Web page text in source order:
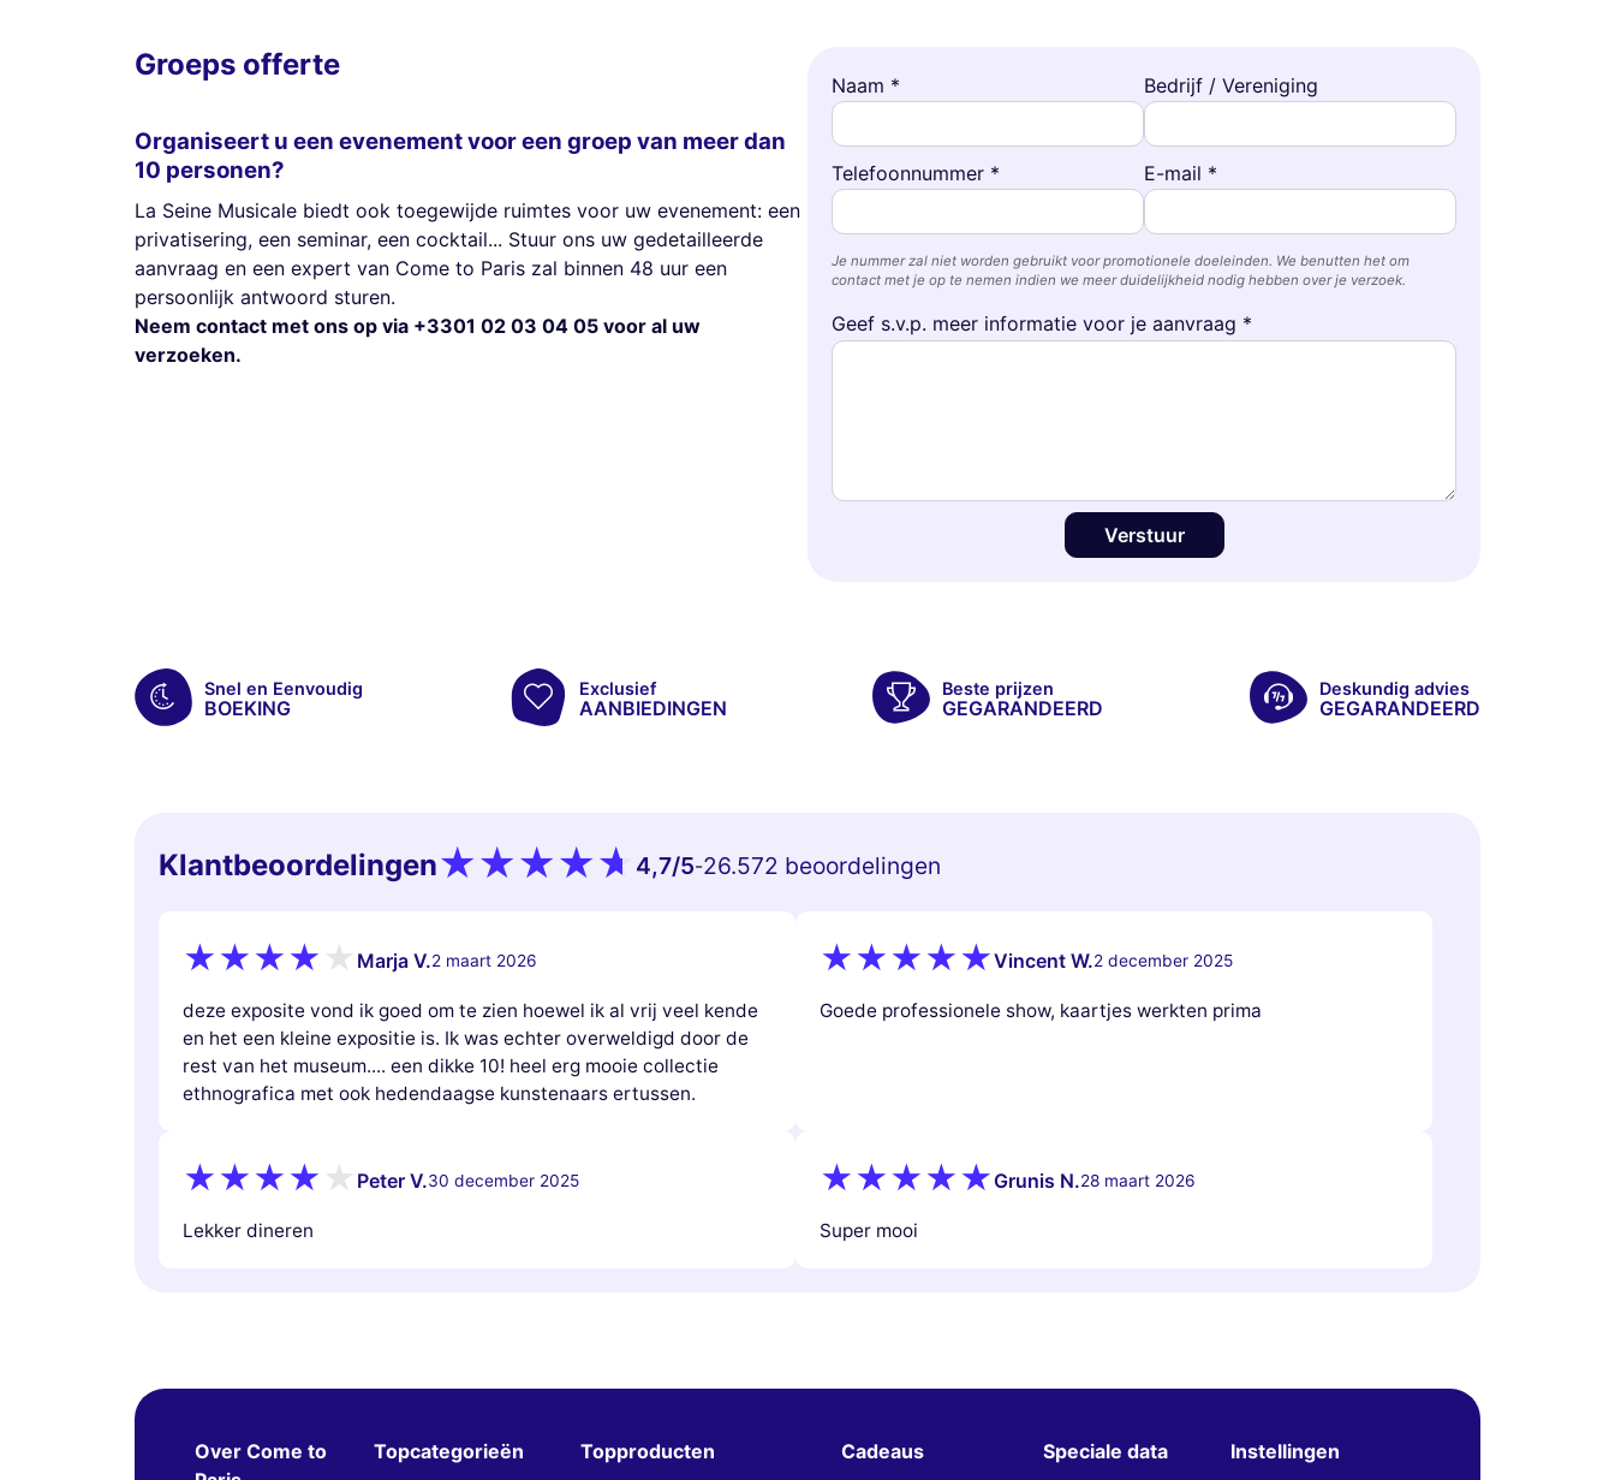
Groeps offerte
Organiseert u een evenement voor een groep van meer dan
10 personen?
La Seine Musicale biedt ook toegewijde ruimtes voor uw evenement: een
privatisering, een seminar, een cocktail... Stuur ons uw gedetailleerde
aanvraag en een expert van Come to Paris zal binnen 48 uur een
persoonlijk antwoord sturen.
Neem contact met ons op via +3301 02 03 04 05 voor al uw
verzoeken.
Naam * Bedrijf / Vereniging
Telefoonnummer * E-mail *
Je nummer zal niet worden gebruikt voor promotionele doeleinden. We benutten het om
contact met je op te nemen indien we meer duidelijkheid nodig hebben over je verzoek.
Geef s.v.p. meer informatie voor je aanvraag *
Verstuur
Snel en Eenvoudig
BOEKING
Exclusief
AANBIEDINGEN
Beste prijzen
GEGARANDEERD
Deskundig advies
GEGARANDEERD
Klantbeoordelingen 4,7/5-26.572 beoordelingen
Marja V.2 maart 2026
deze exposite vond ik goed om te zien hoewel ik al vrij veel kende
en het een kleine expositie is. Ik was echter overweldigd door de
rest van het museum.... een dikke 10! heel erg mooie collectie
ethnografica met ook hedendaagse kunstenaars ertussen.
Vincent W.2 december 2025
Goede professionele show, kaartjes werkten prima
Peter V.30 december 2025
Lekker dineren
Grunis N.28 maart 2026
Super mooi
Over Come to
Topcategorieën Topproducten Cadeaus Speciale data Instellingen